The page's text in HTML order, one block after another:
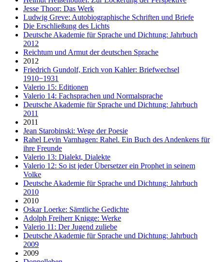
Jesse Thoor: Das Werk
Ludwig Greve: Autobiographische Schriften und Briefe
Die Erschließung des Lichts
Deutsche Akademie für Sprache und Dichtung: Jahrbuch
2012
Reichtum und Armut der deutschen Sprache
2012
Friedrich Gundolf, Erich von Kahler: Briefwechsel
1910−1931
Valerio 15: Editionen
Valerio 14: Fachsprachen und Normalsprache
Deutsche Akademie für Sprache und Dichtung: Jahrbuch
2011
2011
Jean Starobinski: Wege der Poesie
Rahel Levin Varnhagen: Rahel. Ein Buch des Andenkens für
ihre Freunde
Valerio 13: Dialekt, Dialekte
Valerio 12: So ist jeder Übersetzer ein Prophet in seinem
Volke
Deutsche Akademie für Sprache und Dichtung: Jahrbuch
2010
2010
Oskar Loerke: Sämtliche Gedichte
Adolph Freiherr Knigge: Werke
Valerio 11: Der Jugend zuliebe
Deutsche Akademie für Sprache und Dichtung: Jahrbuch
2009
2009